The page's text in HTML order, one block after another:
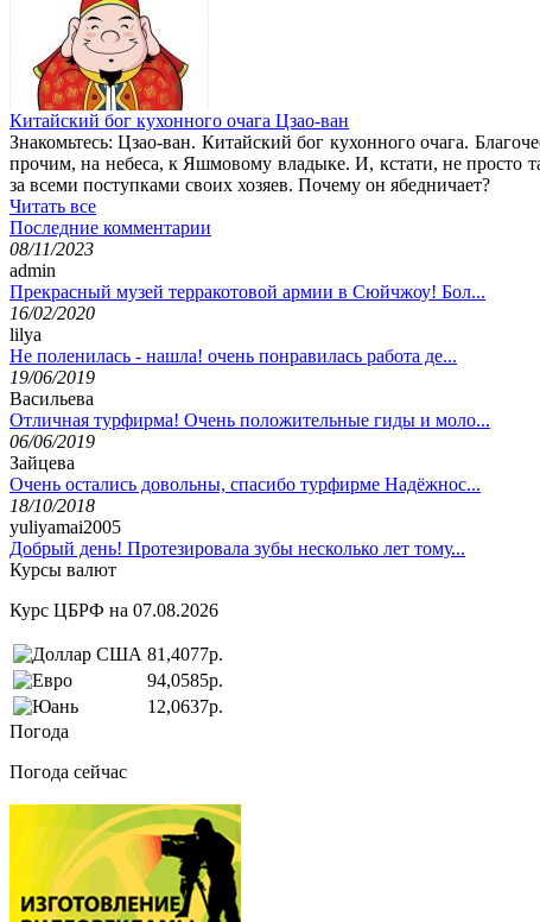
Китайский бог кухонного очага Цзао-ван
Знакомьтесь: Цзао-ван. Китайский бог кухонного очага.
прочим, на небеса, к Яшмовому владыке. И, кстати, не просто
за всеми поступками своих хозяев. Почему он ябедничает?
Читать все
Последние комментарии
08/11/2023
admin
Прекрасный музей терракотовой армии в Сюйчжоу! Бол...
16/02/2020
lilya
Не поленилась - нашла! очень понравилась работа де...
19/06/2019
Васильева
Отличная турфирма! Очень положительные гиды и моло...
06/06/2019
Зайцева
Очень остались довольны, спасибо турфирме Надёжнос...
18/10/2018
yuliyamai2005
Добрый день! Протезировала зубы несколько лет тому...
Курсы валют
Курс ЦБРФ на 07.08.2026
81,4077р.
94,0585р.
12,0637р.
Погода
Погода сейчас